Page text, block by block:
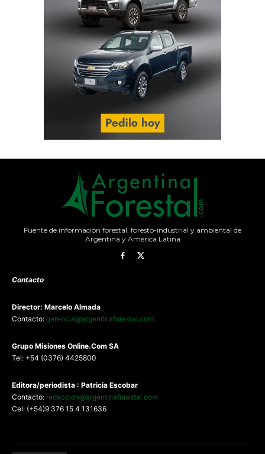
Fuente de información forestal, foresto-industrial y ambiental de
Argentina y América Latina
Contacto
Director: Marcelo Almada
Contacto: gerencia@argentinaforestal.com
Grupo Misiones Online.Com SA
Tel: +54 (0376) 4425800
Editora/periodista : Patricia Escobar
Contacto: redaccion@argentinaforestal.com
Cel: (+54)9 376 15 4 131636